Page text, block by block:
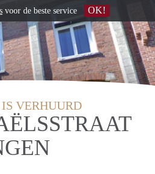
VERHUURD
voor de beste service OK!